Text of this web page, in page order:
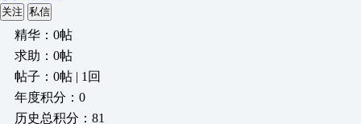
关注 私信
精华：0帖
求助：0帖
帖子：0帖 | 1回
年度积分：0
历史总积分：81